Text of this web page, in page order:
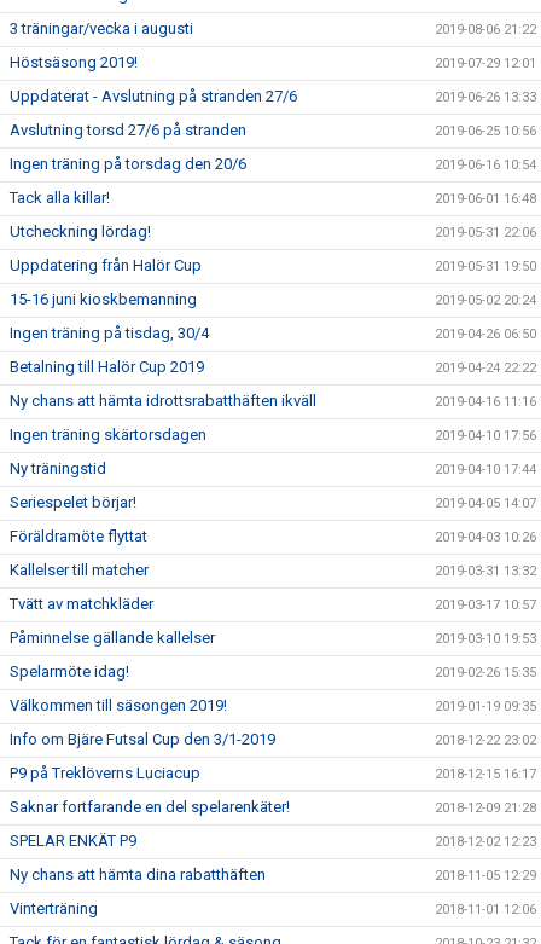
3 träningar/vecka i augusti 2019-08-06 21:22
Höstsäsong 2019! 2019-07-29 12:01
Uppdaterat - Avslutning på stranden 27/6 2019-06-26 13:33
Avslutning torsd 27/6 på stranden 2019-06-25 10:56
Ingen träning på torsdag den 20/6 2019-06-16 10:54
Tack alla killar! 2019-06-01 16:48
Utcheckning lördag! 2019-05-31 22:06
Uppdatering från Halör Cup 2019-05-31 19:50
15-16 juni kioskbemanning 2019-05-02 20:24
Ingen träning på tisdag, 30/4 2019-04-26 06:50
Betalning till Halör Cup 2019 2019-04-24 22:22
Ny chans att hämta idrottsrabatthäften ikväll 2019-04-16 11:16
Ingen träning skärtorsdagen 2019-04-10 17:56
Ny träningstid 2019-04-10 17:44
Seriespelet börjar! 2019-04-05 14:07
Föräldramöte flyttat 2019-04-03 10:26
Kallelser till matcher 2019-03-31 13:32
Tvätt av matchkläder 2019-03-17 10:57
Påminnelse gällande kallelser 2019-03-10 19:53
Spelarmöte idag! 2019-02-26 15:35
Välkommen till säsongen 2019! 2019-01-19 09:35
Info om Bjäre Futsal Cup den 3/1-2019 2018-12-22 23:02
P9 på Treklöverns Luciacup 2018-12-15 16:17
Saknar fortfarande en del spelarenkäter! 2018-12-09 21:28
SPELAR ENKÄT P9 2018-12-02 12:23
Ny chans att hämta dina rabatthäften 2018-11-05 12:29
Vinterträning 2018-11-01 12:06